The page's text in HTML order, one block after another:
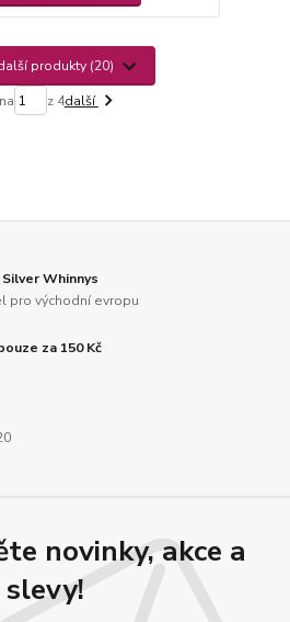
produkty (20)
z 4další
Whinnys
pro východní evropu
za 150 Kč
novinky, akce a
slevy!